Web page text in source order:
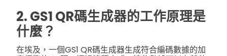
2. GS1 QR碼生成器的工作原理是
什麼？
在埃及，一個GS1 QR碼生成器生成符合編碼數據的加